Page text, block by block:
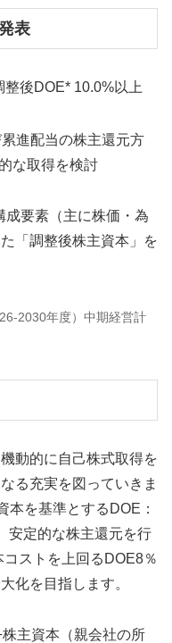
表
後DOE* 10.0%以上
進配当の株主還元方
な取得を検討
成要素（主に株価・為
「調整後株主資本」を
2030年度）中期経営計
動的に自己株式取得を
る充実を図っていきま
本を基準とするDOE：
安定的な株主還元を行
ストを上回るDOE8％
化を目指します。
主資本（親会社の所